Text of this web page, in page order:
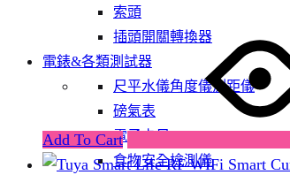
索頭
插頭開關轉換器
電錶&各類測試器
尺平水儀角度儀測距儀
磅氣表
電子卡尺
食物安全檢測儀
the
product
page
Add To Cart
This
product
has
multiple
variants.
The